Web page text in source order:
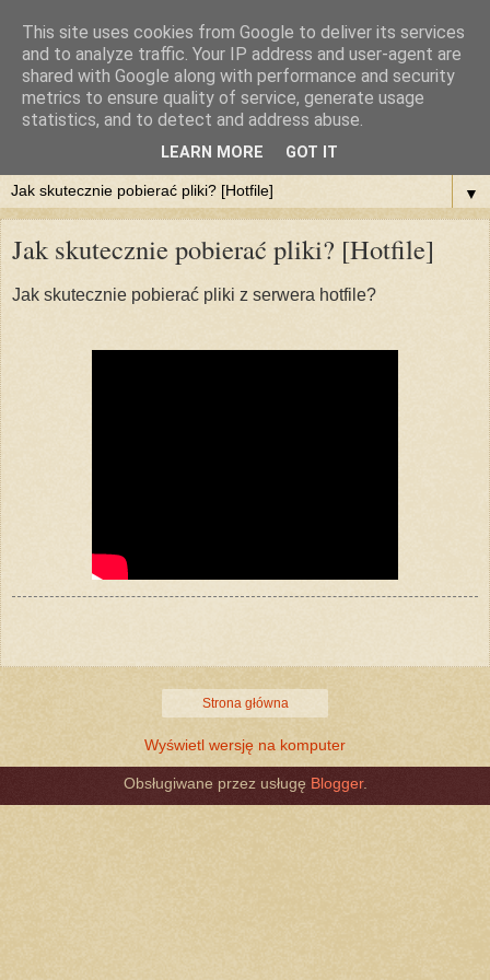
::DlaPolski.pl - POBIERZ
Pobieraj filmy, muzykę, dokumenty, programy. Chomikuj z
▼
Jak skutecznie pobierać pliki? [Hotfile]
Jak skutecznie pobierać pliki z serwera hotfile?
Strona główna
Wyświetl wersję na komputer
Obsługiwane przez usługę Blogger.
This site uses cookies from Google to deliver its services
and to analyze traffic. Your IP address and user-agent are
shared with Google along with performance and security
metrics to ensure quality of service, generate usage
statistics, and to detect and address abuse.
LEARN MORE GOT IT